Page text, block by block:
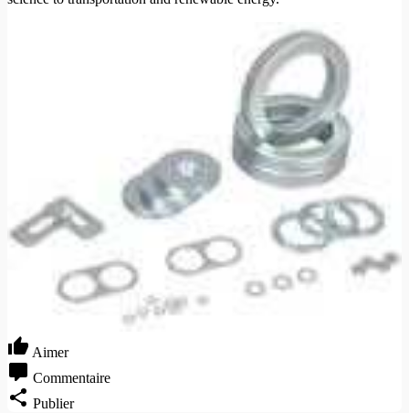
Aimer
Commentaire
Publier